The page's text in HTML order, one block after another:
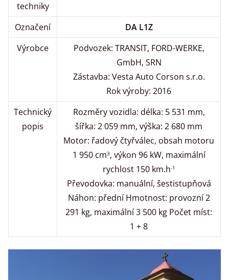
techniky
Označení
DA L1Z
Výrobce
Podvozek: TRANSIT, FORD-WERKE,
GmbH, SRN
Zástavba: Vesta Auto Corson s.r.o.
Rok výroby: 2016
Technický
popis
Rozměry vozidla: délka: 5 531 mm,
šířka: 2 059 mm, výška: 2 680 mm
Motor: řadový čtyřválec, obsah motoru
1 950 cm3, výkon 96 kW, maximální
rychlost 150 km.h-1
Převodovka: manuální, šestistupňová
Náhon: přední Hmotnost: provozní 2
291 kg, maximální 3 500 kg Počet míst:
1 + 8